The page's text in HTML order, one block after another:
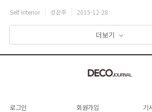
게 되었다. 유행에 따르기보다 깔끔하고 심플한 것을
은 인테리어 소품으로도 큰 변화를 느낄 수 있는 화이
Self Interior 성은주 2015-12-28
더보기
로그인 회원가입
기